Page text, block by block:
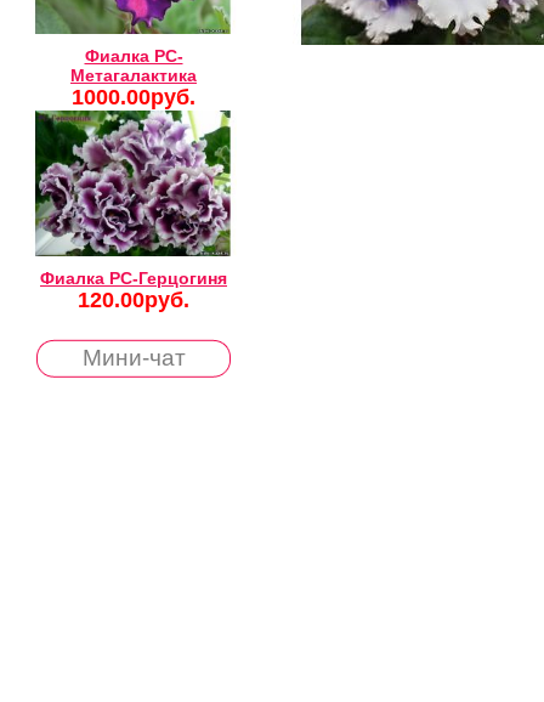
Фиалка РС-
Метагалактика
1000.00руб.
Фиалка РС-Герцогиня
120.00руб.
Мини-чат